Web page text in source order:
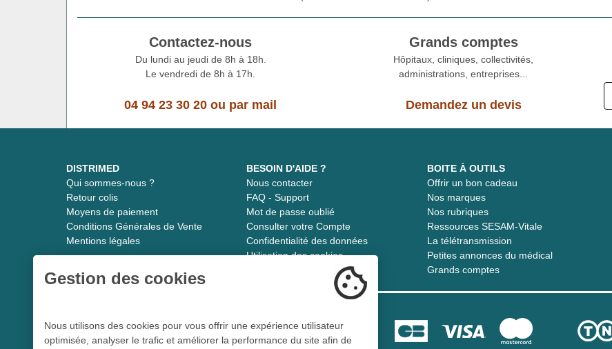
Contactez-nous
Du lundi au jeudi de 8h à 18h.
Le vendredi de 8h à 17h.
04 94 23 30 20 ou par mail
Grands comptes
Hôpitaux, cliniques, collectivités,
administrations, entreprises...
Demandez un devis
DISTRIMED
Qui sommes-nous ?
Retour colis
Moyens de paiement
Conditions Générales de Vente
Mentions légales
BESOIN D'AIDE ?
Nous contacter
FAQ - Support
Mot de passe oublié
Consulter votre Compte
Confidentialité des données
Utilisation des cookies
BOITE À OUTILS
Offrir un bon cadeau
Nos marques
Nos rubriques
Ressources SESAM-Vitale
La télétransmission
Petites annonces du médical
Grands comptes
Distrimed.com 1989 - 2026
Le spécialiste du matériel médical
Gestion des cookies
Nous utilisons des cookies pour vous offrir une expérience utilisateur
optimisée, analyser le trafic et améliorer la performance du site afin de